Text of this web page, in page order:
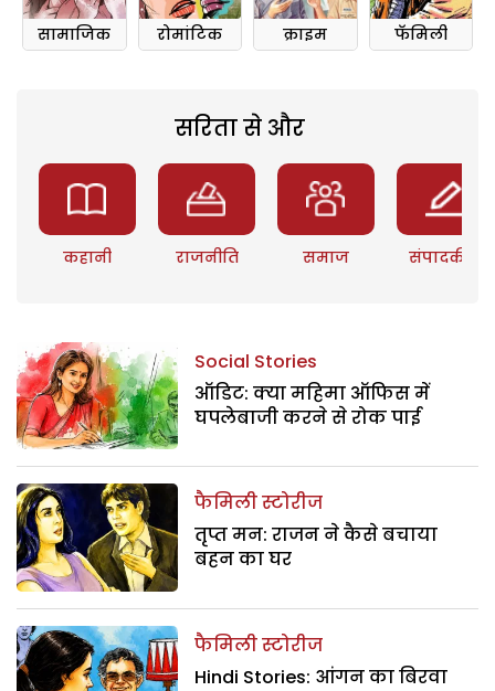
सामाजिक रोमांटिक क्राइम फॅमिली
सरिता से और
कहानी राजनीति समाज संपादकीय
Social Stories
ऑडिट: क्या महिमा ऑफिस में
घपलेबाजी करने से रोक पाई
फैमिली स्टोरीज
तृप्त मन: राजन ने कैसे बचाया
बहन का घर
फैमिली स्टोरीज
Hindi Stories: आंगन का बिरवा